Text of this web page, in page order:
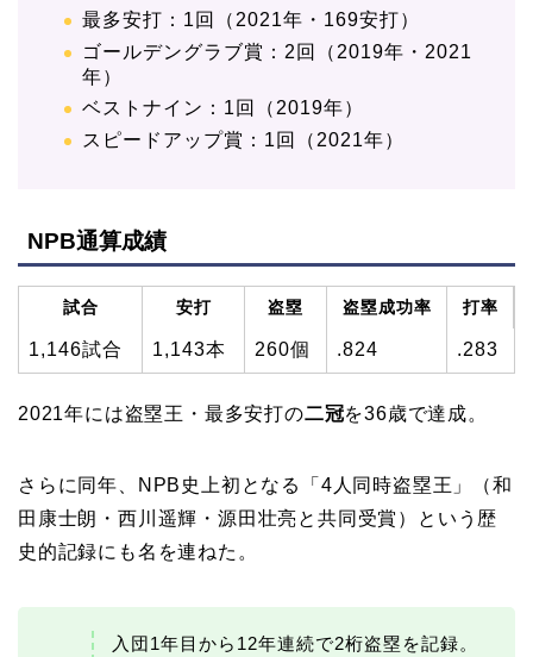
最多安打：1回（2021年・169安打）
ゴールデングラブ賞：2回（2019年・2021
年）
ベストナイン：1回（2019年）
スピードアップ賞：1回（2021年）
NPB通算成績
試合 安打 盗塁 盗塁成功率 打率
1,146試合 1,143本 260個 .824 .283
2021年には盗塁王・最多安打の二冠を36歳で達成。
さらに同年、NPB史上初となる「4人同時盗塁王」（和
田康士朗・西川遥輝・源田壮亮と共同受賞）という歴
史的記録にも名を連ねた。
入団1年目から12年連続で2桁盗塁を記録。